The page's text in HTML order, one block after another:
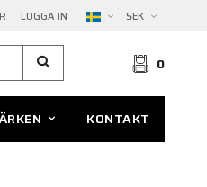
LOGGA IN SEK
0
KONTAKT